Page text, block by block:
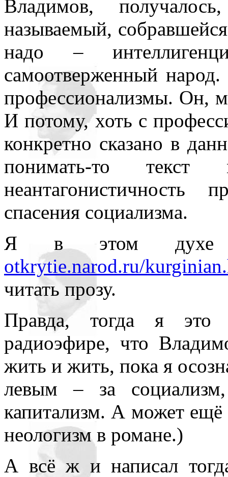
Владимов,
называемый,
надо –
самоотверженный
профессионализмы. Он,
И потому, хоть с
конкретно сказано в
понимать-то
неантагонистичность
спасения социализма.
Я в этом духе
otkrytie.narod.ru/
читать прозу.
Правда, тогда я это
радиоэфире, что
жить и жить, пока я
левым – за
капитализм. А может
неологизм в романе.)
А всё ж и написал